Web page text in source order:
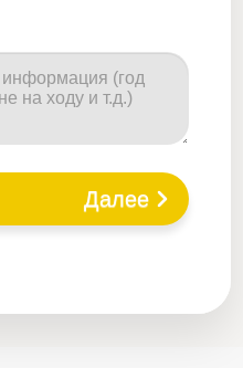
Далее